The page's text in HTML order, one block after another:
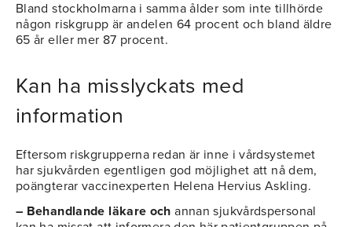
Bland stockholmarna i samma ålder som inte tillhörde
någon riskgrupp är andelen 64 procent och bland äldre
65 år eller mer 87 procent.
Kan ha misslyckats med
information
Eftersom riskgrupperna redan är inne i vårdsystemet
har sjukvården egentligen god möjlighet att nå dem,
poängterar vaccinexperten Helena Hervius Askling.
– Behandlande läkare och annan sjukvårdspersonal